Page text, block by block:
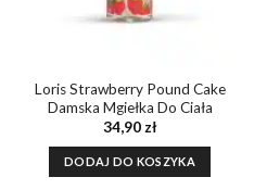
Loris Strawberry Pound Cake
Damska Mgiełka Do Ciała
34,90zł
DODAJ DO KOSZYKA